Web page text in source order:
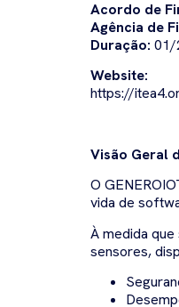
Acordo de
Agência de
Duração: 01/
Website:
https://
Visão Geral
O
vida de
À medida
sensores,